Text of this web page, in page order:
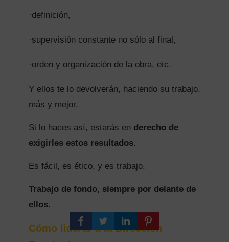
·definición,
·supervisión constante no sólo al final,
·orden y organización de la obra, etc.
Y ellos te lo devolverán, haciendo su trabajo,
más y mejor.
Si lo haces así, estarás en derecho de
exigirles estos resultados.
Es fácil, es ético, y es trabajo.
Trabajo de fondo, siempre por delante de
ellos.
Cómo liderar a la Dirección